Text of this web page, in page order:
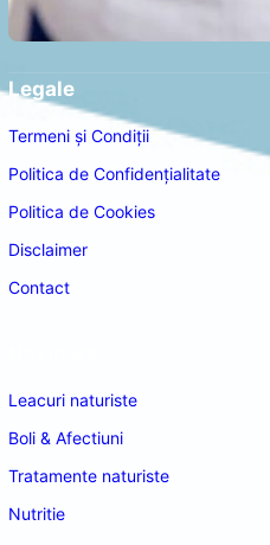
Legale
Termeni și Condiții
Politica de Confidențialitate
Politica de Cookies
Disclaimer
Contact
Leacuri naturiste
Boli & Afectiuni
Tratamente naturiste
Nutritie